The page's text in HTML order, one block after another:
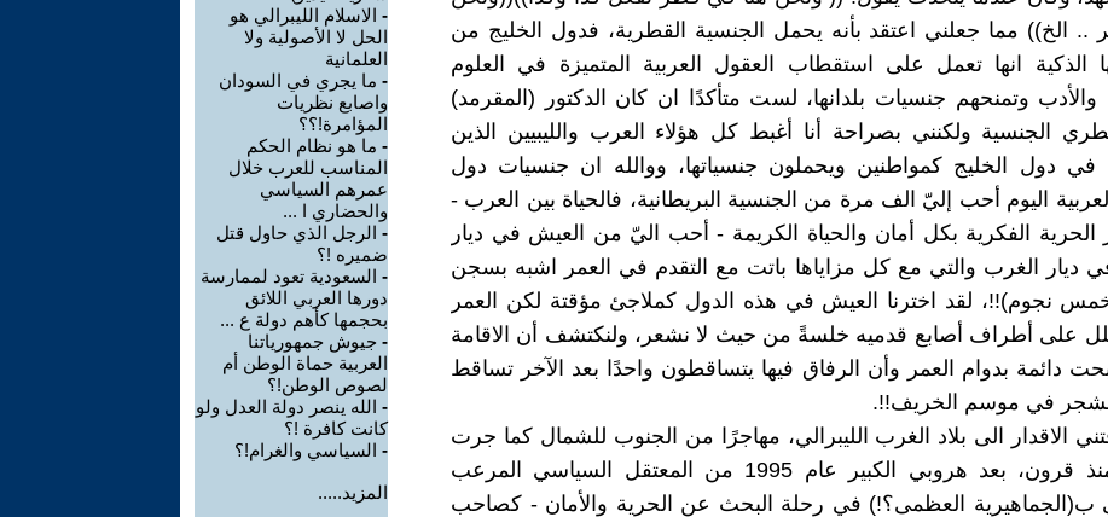
الخ)) مما جعلني اعتقد بأنه يحمل الجنسية القطرية، فدول الخليج من
الذكية انها تعمل على استقطاب العقول العربية المتميزة في العلوم
والأدب وتمنحهم جنسيات بلدانها، لست متأكدًا ان كان الدكتور (المقرمد)
الجنسية ولكنني بصراحة أنا أغبط كل هؤلاء العرب والليبيين الذين
في دول الخليج كمواطنين ويحملون جنسياتها، ووالله ان جنسيات دول
اليوم أحب إليّ الف مرة من الجنسية البريطانية، فالحياة بين العرب -
الحرية الفكرية بكل أمان والحياة الكريمة - أحب اليّ من العيش في ديار
في ديار الغرب والتي مع كل مزاياها باتت مع التقدم في العمر اشبه بسجن
نجوم)!!، لقد اخترنا العيش في هذه الدول كملاجئ مؤقتة لكن العمر
على أطراف أصابع قدميه خلسةً من حيث لا نشعر، ولنكتشف أن الاقامة
دائمة بدوام العمر وأن الرفاق فيها يتساقطون واحدًا بعد الآخر تساقط
في موسم الخريف!!.
الاقدار الى بلاد الغرب الليبرالي، مهاجرًا من الجنوب للشمال كما جرت
العادة منذ قرون، بعد هروبي الكبير عام 1995 من المعتقل السياسي المرعب
ب(الجماهيرية العظمى؟!) في رحلة البحث عن الحرية والأمان - كصاحب
- الاسلام الليبرالي هو
الحل لا الأصولية ولا
العلمانية
- ما يجري في السودان
واصابع نظريات
المؤامرة!؟؟
- ما هو نظام الحكم
المناسب للعرب خلال
عمرهم السياسي
والحضاري ا ...
- الرجل الذي حاول قتل
ضميره !؟
- السعودية تعود لممارسة
دورها العربي اللائق
بحجمها كأهم دولة ع ...
- جيوش جمهورياتنا
العربية حماة الوطن أم
لصوص الوطن!؟
- الله ينصر دولة العدل ولو
كانت كافرة !؟
- السياسي والغرام!؟
المزيد.....